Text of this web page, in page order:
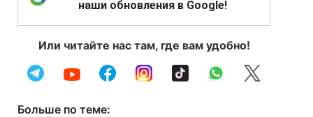
наши обновления в Google!
Или читайте нас там, где вам удобно!
Больше по теме: